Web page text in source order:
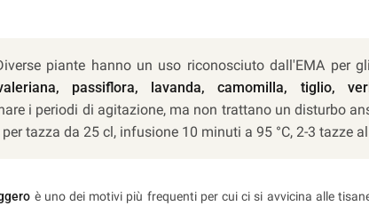
piante hanno un uso riconosciuto dall'EMA per
passiflora, lavanda, camomilla, tiglio,
i periodi di agitazione, ma non trattano un disturbo
tazza da 25 cl, infusione 10 minuti a 95 °C, 2-3 tazze
è uno dei motivi più frequenti per cui ci si avvicina alle